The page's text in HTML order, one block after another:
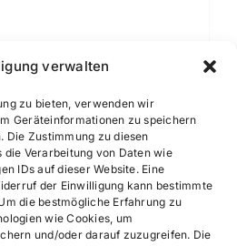
verwalten
zu bieten, verwenden wir
Geräteinformationen zu speichern
Die Zustimmung zu diesen
Verarbeitung von Daten wie
IDs auf dieser Website. Eine
der Einwilligung kann bestimmte
die bestmögliche Erfahrung zu
wie Cookies, um
und/oder darauf zuzugreifen. Die